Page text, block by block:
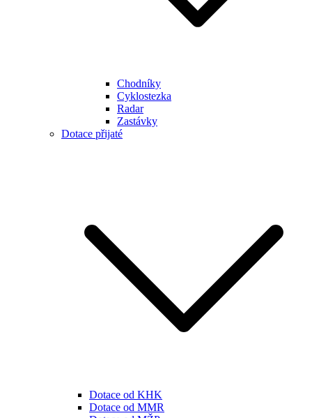
Chodníky
Cyklostezka
Radar
Zastávky
Dotace přijaté
Dotace od KHK
Dotace od MMR